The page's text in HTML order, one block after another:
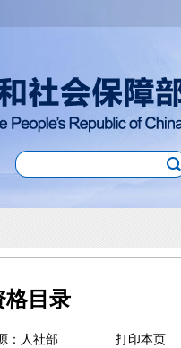
格目录
源：人社部 打印本页